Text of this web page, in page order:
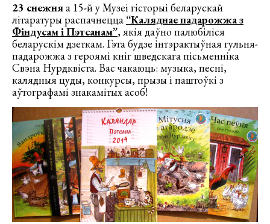
23 снежняа 15-й у Музеі гісторыі беларускай
літаратуры распачнецца “Каляднае падарожжа з
Фіндусам і Пэтсанам”, якія даўно палюбіліся
беларускім дзеткам. Гэта будзе інтэрактыўная гульня-
падарожжа з героямі кніг шведскага пісьменніка
Свэна Нурдквіста. Вас чакаюць: музыка, песні,
калядныя цуды, конкурсы, прызы і паштоўкі з
аўтографамі знакамітых асоб!